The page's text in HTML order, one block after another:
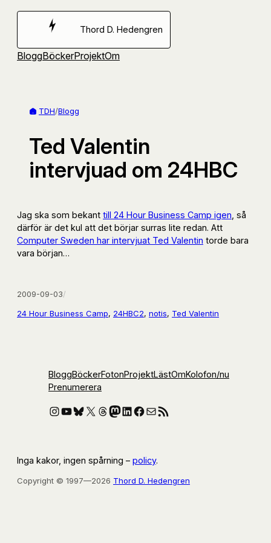
Hoppa
Thord D. Hedengren
BloggBöckerProjektOm
TDH/Blogg
Ted Valentin
intervjuad om 24HBC
Jag ska som bekant till 24 Hour Business Camp igen , så
därför är det kul att det börjar surras lite redan. Att
Computer Sweden har intervjuat Ted Valentin torde bara
vara början…
2009-09-03/
24 Hour Business Camp, 24HBC2, notis, Ted Valentin
BloggBöckerFotonProjektLästOmKolofon/nu
Prenumerera
Instagram
YouTube
Bluesky
X Threads
Mastodon
LinkedIn
Facebook
E-postRSS-flöde
Inga kakor, ingen spårning – policy.
Copyright © 1997—2026 Thord D. Hedengren